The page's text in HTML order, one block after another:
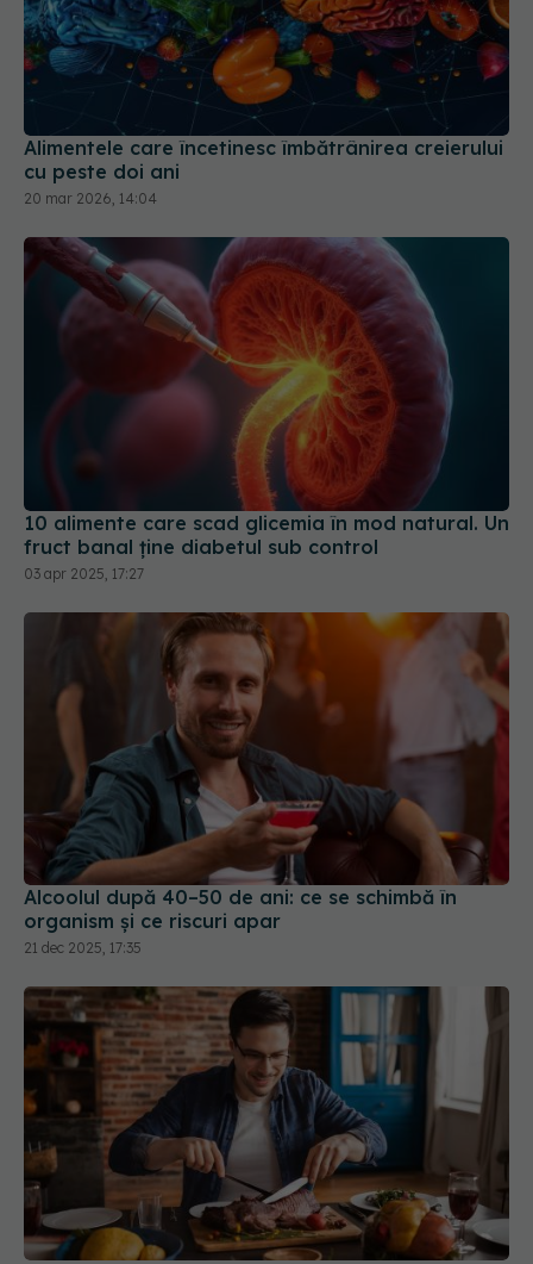
Alimentele care încetinesc îmbătrânirea creierului
cu peste doi ani
10 alimente care scad glicemia în mod natural. Un
fruct banal ține diabetul sub control
Alcoolul după 40–50 de ani: ce se schimbă în
organism și ce riscuri apar
21 dec 2025, 17:35
Nu mănânci carne? Un studiu spune că ai putea
avea șanse mai mici să ajungi la 100 de ani
31 ian 2026, 15:00